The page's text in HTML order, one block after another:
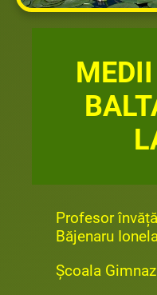
Profesor
Băjenaru
Școala